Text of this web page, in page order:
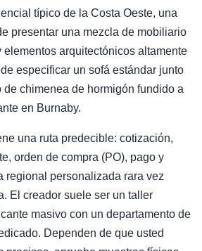
típico de la Costa Oeste, una
presentar una mezcla de mobiliario
elementos arquitectónicos altamente
especificar un sofá estándar junto
de chimenea de hormigón fundido a
en Burnaby.
una ruta predecible: cotización,
orden de compra (PO), pago y
regional personalizada rara vez
El creador suele ser un taller
masivo con un departamento de
Dependen de que usted